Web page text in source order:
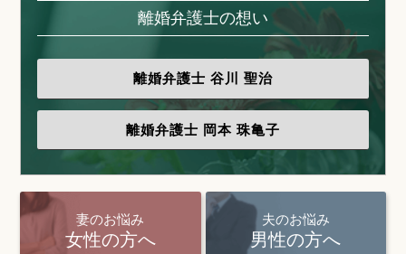
離婚弁護士の想い
離婚弁護士 谷川 聖治
離婚弁護士 岡本 珠亀子
妻のお悩み
女性の方へ
夫のお悩み
男性の方へ